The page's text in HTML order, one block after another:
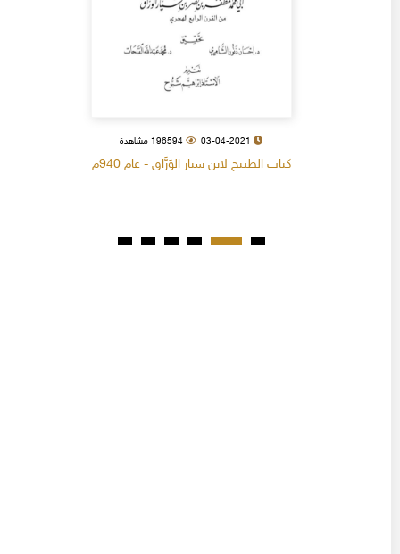
03-04-2021 196594 مشاهدة
كتاب الطبيخ لابن سيار الوَرَّاق - عام 940م